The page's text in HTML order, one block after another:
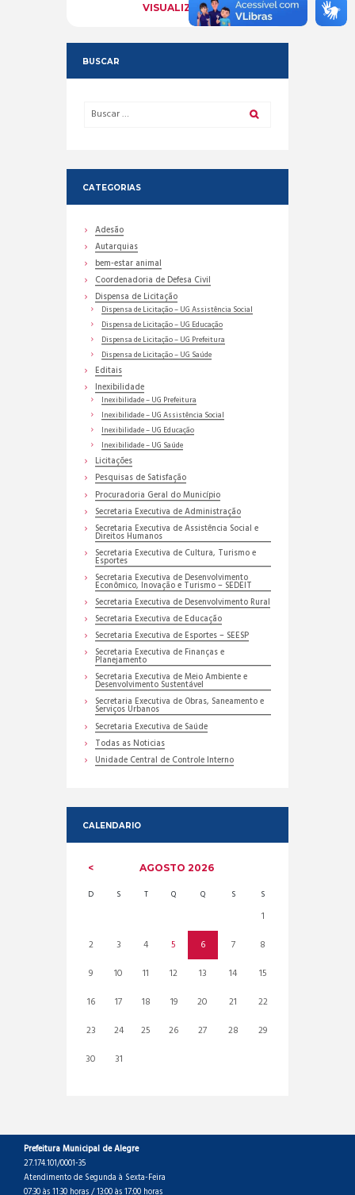
VISUALIZAR
BUSCAR
CATEGORIAS
Adesão
Autarquias
bem-estar animal
Coordenadoria de Defesa Civil
Dispensa de Licitação
Dispensa de Licitação – UG Assistência Social
Dispensa de Licitação – UG Educação
Dispensa de Licitação – UG Prefeitura
Dispensa de Licitação – UG Saúde
Editais
Inexibilidade
Inexibilidade – UG Prefeitura
Inexibilidade – UG Assistência Social
Inexibilidade – UG Educação
Inexibilidade – UG Saúde
Licitações
Pesquisas de Satisfação
Procuradoria Geral do Município
Secretaria Executiva de Administração
Secretaria Executiva de Assistência Social e
Direitos Humanos
Secretaria Executiva de Cultura, Turismo e
Esportes
Secretaria Executiva de Desenvolvimento
Econômico, Inovação e Turismo – SEDEIT
Secretaria Executiva de Desenvolvimento Rural
Secretaria Executiva de Educação
Secretaria Executiva de Esportes – SEESP
Secretaria Executiva de Finanças e
Planejamento
Secretaria Executiva de Meio Ambiente e
Desenvolvimento Sustentável
Secretaria Executiva de Obras, Saneamento e
Serviços Urbanos
Secretaria Executiva de Saúde
Todas as Noticias
Unidade Central de Controle Interno
CALENDARIO
AGOSTO2026
D S T Q Q S S
1
2
3 4 5 6 7
8
9
10 11 12 13 14
15
16
17 18 19 20 21
22
23
24 25 26 27 28
29
30
31
Prefeitura Municipal de Alegre
27.174.101/0001-35
Atendimento de Segunda à Sexta-Feira
07:30 às 11:30 horas / 13:00 às 17:00 horas